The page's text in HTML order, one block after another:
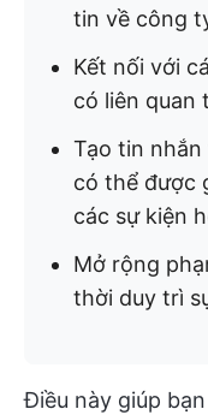
tin về công
Kết nối với
có liên quan
Tạo tin
có thể được
các sự kiện
Mở rộng
thời duy trì
Điều này giúp